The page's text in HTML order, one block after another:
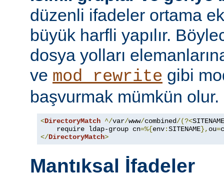
düzenli ifadeler ortama
büyük harfli yapılır.
dosya yolları
ve mod_rewrite gibi
başvurmak mümkün olur.
<DirectoryMatch ^/var/www/combined/(?<SITENAME
    require ldap-group cn
=%{env:SITENAME}, ou=
</DirectoryMatch>
Mantıksal İfadeler